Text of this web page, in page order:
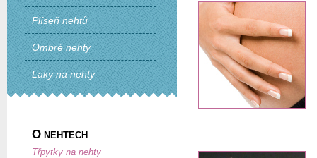
Plíseň nehtů
Ombré nehty
Laky na nehty
O NEHTECH
Třpytky na nehty